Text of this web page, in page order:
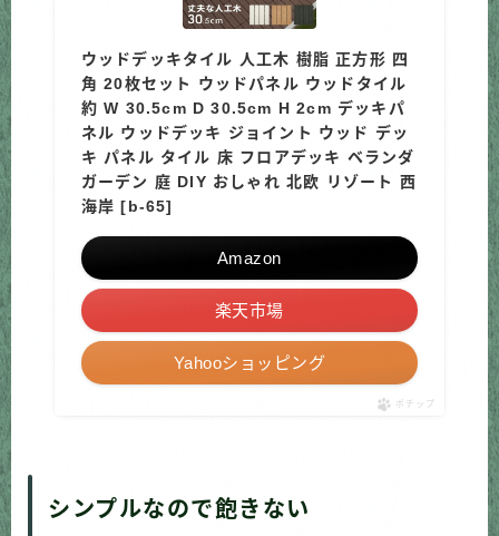
ウッドデッキタイル 人工木 樹脂 正方形 四
角 20枚セット ウッドパネル ウッドタイル
約 W 30.5cm D 30.5cm H 2cm デッキパ
ネル ウッドデッキ ジョイント ウッド デッ
キ パネル タイル 床 フロアデッキ ベランダ
ガーデン 庭 DIY おしゃれ 北欧 リゾート 西
海岸 [b-65]
Amazon
楽天市場
Yahooショッピング
ポチップ
シンプルなので飽きない